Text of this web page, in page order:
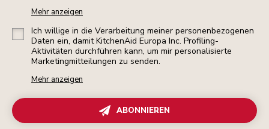
Mehr anzeigen
Ich willige in die Verarbeitung meiner personenbezogenen
Daten ein, damit KitchenAid Europa Inc. Profiling-
Aktivitäten durchführen kann, um mir personalisierte
Marketingmitteilungen zu senden.
Mehr anzeigen
ABONNIEREN